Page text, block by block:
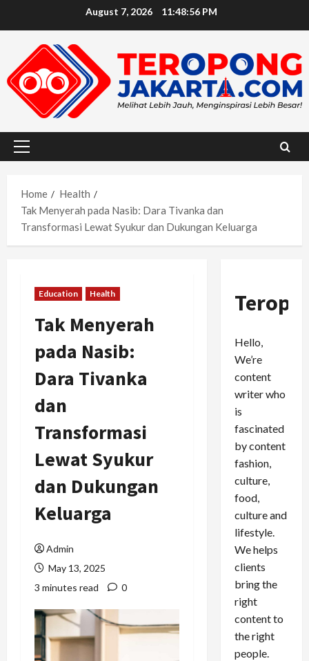
August 7, 2026 11:48:58 PM
Primary
Home
Health
Tak Menyerah pada Nasib: Dara Tivanka dan
Transformasi Lewat Syukur dan Dukungan Keluarga
Education Health
Tak Menyerah
pada Nasib:
Dara Tivanka
dan
Transformasi
Lewat Syukur
dan Dukungan
Keluarga
Admin
May 13, 2025
3 minutes read
0
Hello,
We’re
content
writer who
is
fascinated
by content
fashion,
culture,
food,
culture and
lifestyle.
We helps
clients
bring the
right
content to
the right
people.